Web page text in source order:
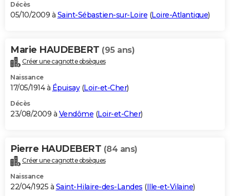
Décès
05/10/2009 à Saint-Sébastien-sur-Loire (Loire-Atlantique)
Marie HAUDEBERT (95 ans)
Créer une cagnotte obsèques
Naissance
17/05/1914 à Épuisay(Loir-et-Cher)
Décès
23/08/2009 à Vendôme (Loir-et-Cher)
Pierre HAUDEBERT (84 ans)
Créer une cagnotte obsèques
Naissance
22/04/1925 à Saint-Hilaire-des-Landes (Ille-et-Vilaine)